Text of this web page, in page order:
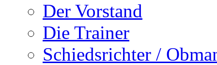
Der Vorstand
Die Trainer
Schiedsrichter /